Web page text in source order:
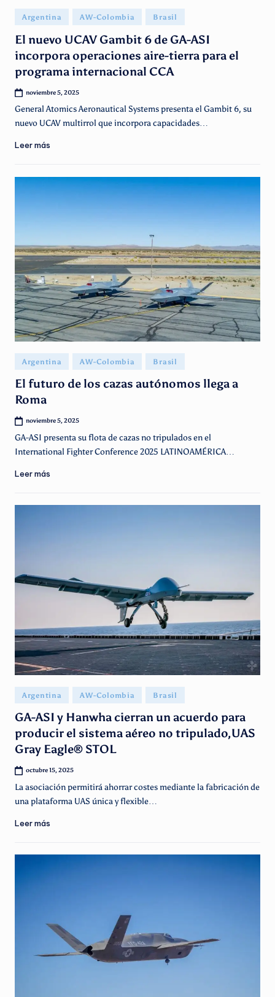
g
e
n
ti
n
o
Publicado
en
Argentina AW-Colombia Brasil
El nuevo UCAV Gambit 6 de GA-ASI
incorpora operaciones aire-tierra para el
programa internacional CCA
noviembre 5, 2025
General Atomics Aeronautical Systems presenta el Gambit 6, su
nuevo UCAV multirrol que incorpora capacidades…
Leer más
Publicado
en
Argentina AW-Colombia Brasil
El futuro de los cazas autónomos llega a
Roma
noviembre 5, 2025
GA-ASI presenta su flota de cazas no tripulados en el
International Fighter Conference 2025 LATINOAMÉRICA…
Leer más
Publicado
en
Argentina AW-Colombia Brasil
GA-ASI y Hanwha cierran un acuerdo para
producir el sistema aéreo no tripulado,UAS
Gray Eagle® STOL
octubre 15, 2025
La asociación permitirá ahorrar costes mediante la fabricación de
una plataforma UAS única y flexible…
Leer más